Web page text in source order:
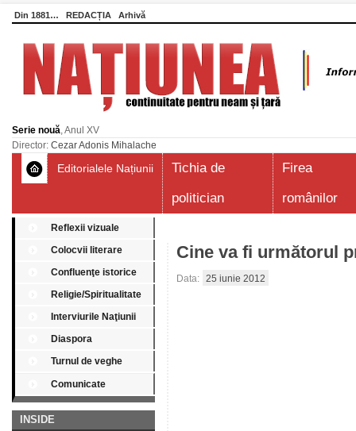
Din 1881… REDACȚIA Arhivă
Serie nouă, Anul XV
Director: Cezar Adonis Mihalache
Editorialele Națiunii
Tichia de
politician
Firea
românilor
Reflexii vizuale
Colocvii literare
Confluenţe istorice
Religie/Spiritualitate
Interviurile Naţiunii
Diaspora
Turnul de veghe
Comunicate
INSIDE
Cine va fi următorul
Data: 25 iunie 2012